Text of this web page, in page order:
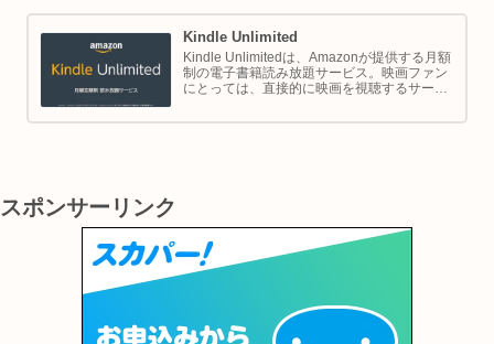
Kindle Unlimited
Kindle Unlimitedは、Amazonが提供する月額
制の電子書籍読み放題サービス。映画ファン
にとっては、直接的に映画を視聴するサービ
理解し、楽しむための間接的なツールとして
スポンサーリンク